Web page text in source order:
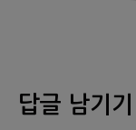
답글 남기기